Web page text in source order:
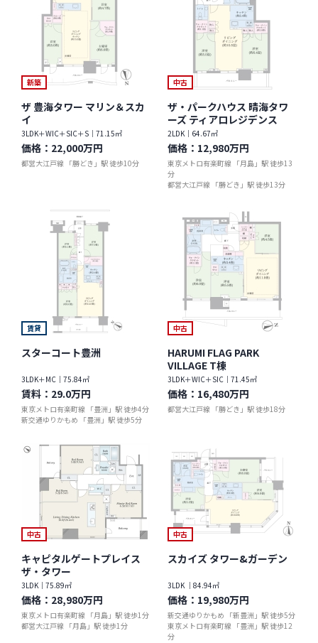
新築
ザ 豊海タワー マリン＆スカ
イ
3LDK＋WIC＋SIC＋S｜71.15㎡
価格： 22,000万円
都営大江戸線 「勝どき」駅 徒歩10分
中古
ザ・パークハウス 晴海タワ
ーズ ティアロレジデンス
2LDK｜64.67㎡
価格： 12,980万円
東京メトロ有楽町線 「月島」駅 徒歩13
分
都営大江戸線 「勝どき」駅 徒歩13分
賃貸
スターコート豊洲
3LDK＋MC｜75.84㎡
賃料： 29.0万円
東京メトロ有楽町線 「豊洲」駅 徒歩4分
新交通ゆりかもめ 「豊洲」駅 徒歩5分
中古
HARUMI FLAG PARK
VILLAGE T棟
3LDK＋WIC＋SIC｜71.45㎡
価格： 16,480万円
都営大江戸線 「勝どき」駅 徒歩18分
中古
キャピタルゲートプレイス
ザ・タワー
3LDK｜75.89㎡
価格： 28,980万円
東京メトロ有楽町線 「月島」駅 徒歩1分
都営大江戸線 「月島」駅 徒歩1分
中古
スカイズ タワー&ガーデン
3LDK ｜84.94㎡
価格： 19,980万円
新交通ゆりかもめ 「新豊洲」駅 徒歩5分
東京メトロ有楽町線 「豊洲」駅 徒歩12
分